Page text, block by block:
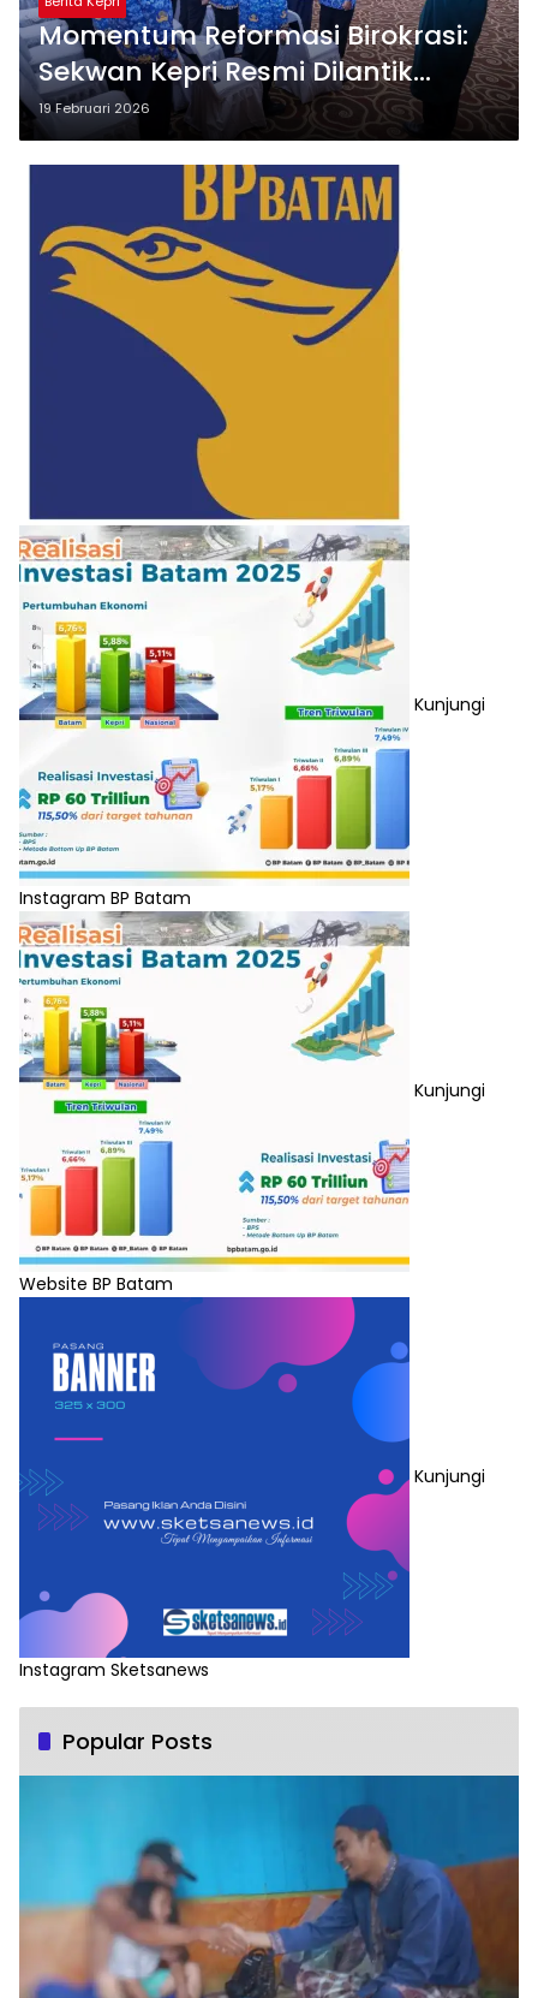
Momentum Reformasi Birokrasi:
Sekwan Kepri Resmi Dilantik
Bersama Pejabat Strategis
19 Februari 2026
Kunjungi
Instagram BP Batam
Kunjungi
Website BP Batam
Kunjungi
Instagram Sketsanews
Popular Posts